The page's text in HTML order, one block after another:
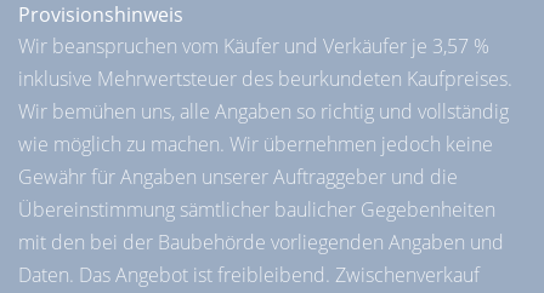
Provisionshinweis
Wir beanspruchen vom Käufer und Verkäufer je 3,57 %
inklusive Mehrwertsteuer des beurkundeten Kaufpreises.
Wir bemühen uns, alle Angaben so richtig und vollständig
wie möglich zu machen. Wir übernehmen jedoch keine
Gewähr für Angaben unserer Auftraggeber und die
Übereinstimmung sämtlicher baulicher Gegebenheiten
mit den bei der Baubehörde vorliegenden Angaben und
Daten. Das Angebot ist freibleibend. Zwischenverkauf